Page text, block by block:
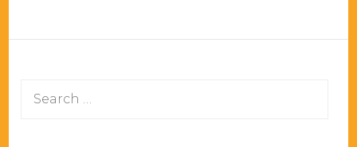
Search